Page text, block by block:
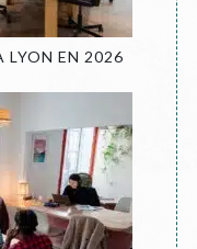
LYON EN 2026